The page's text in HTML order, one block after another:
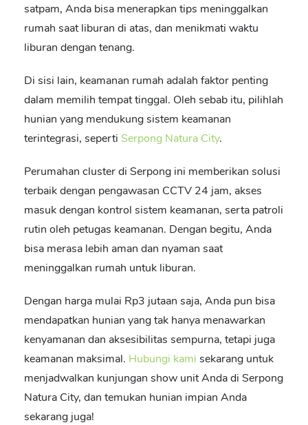
satpam, Anda bisa menerapkan tips meninggalkan
rumah saat liburan di atas, dan menikmati waktu
liburan dengan tenang.
Di sisi lain, keamanan rumah adalah faktor penting
dalam memilih tempat tinggal. Oleh sebab itu, pilihlah
hunian yang mendukung sistem keamanan
terintegrasi, seperti Serpong Natura City.
Perumahan cluster di Serpong ini memberikan solusi
terbaik dengan pengawasan CCTV 24 jam, akses
masuk dengan kontrol sistem keamanan, serta patroli
rutin oleh petugas keamanan. Dengan begitu, Anda
bisa merasa lebih aman dan nyaman saat
meninggalkan rumah untuk liburan.
Dengan harga mulai Rp3 jutaan saja, Anda pun bisa
mendapatkan hunian yang tak hanya menawarkan
kenyamanan dan aksesibilitas sempurna, tetapi juga
keamanan maksimal. Hubungi kami sekarang untuk
menjadwalkan kunjungan show unit Anda di Serpong
Natura City, dan temukan hunian impian Anda
sekarang juga!